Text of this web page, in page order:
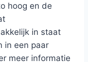
hoog en de
in staat
in een paar
meer informatie